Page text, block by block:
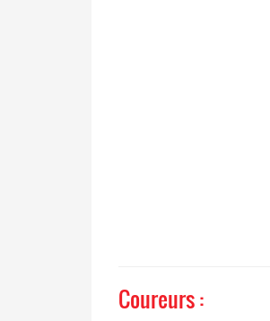
Coureurs :